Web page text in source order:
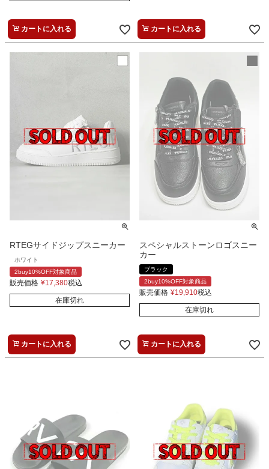
カートに入れる カートに入れる
RTEGサイドジップスニーカー
ホワイト
2buy10%OFF対象商品
販売価格 ¥17,380税込
在庫切れ
カートに入れる
スペシャルストーンロゴスニー
カー
ブラック
2buy10%OFF対象商品
販売価格 ¥19,910税込
在庫切れ
カートに入れる